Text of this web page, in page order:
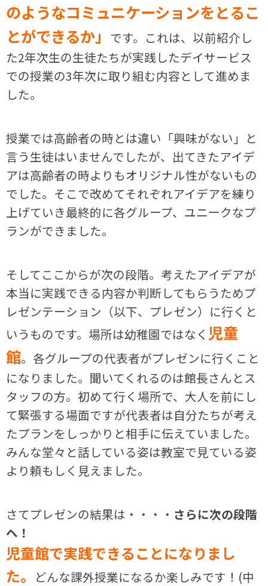
のようなコミュニケーションをとるこ
とができるか」 です。これは、以前紹介し
た2年次生の生徒たちが実践したデイサービス
での授業の3年次に取り組む内容として進めま
した。
授業では高齢者の時とは違い「興味がない」と
言う生徒はいませんでしたが、出てきたアイデ
アは高齢者の時よりもオリジナル性がないもの
でした。そこで改めてそれぞれアイデアを練り
上げていき最終的に各グループ、ユニークなプ
ランができました。
そしてここからが次の段階。考えたアイデアが
本当に実践できる内容か判断してもらうためプ
レゼンテーション（以下、プレゼン）に行くと
いうものです。場所は幼稚園ではなく児童
館。各グループの代表者がプレゼンに行くこと
になりました。聞いてくれるのは館長さんとス
タッフの方。初めて行く場所で、大人を前にし
て緊張する場面ですが代表者は自分たちが考え
たプランをしっかりと相手に伝えていました。
みんな堂々と話している姿は教室で見ている姿
より頼もしく見えました。
さてプレゼンの結果は・・・・ さらに次の段階
へ！
児童館で実践できることになりまし
た。
どんな課外授業になるか楽しみです！(中